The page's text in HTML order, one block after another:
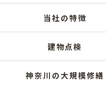
当社の特徴
建物点検
神奈川の大規模修繕